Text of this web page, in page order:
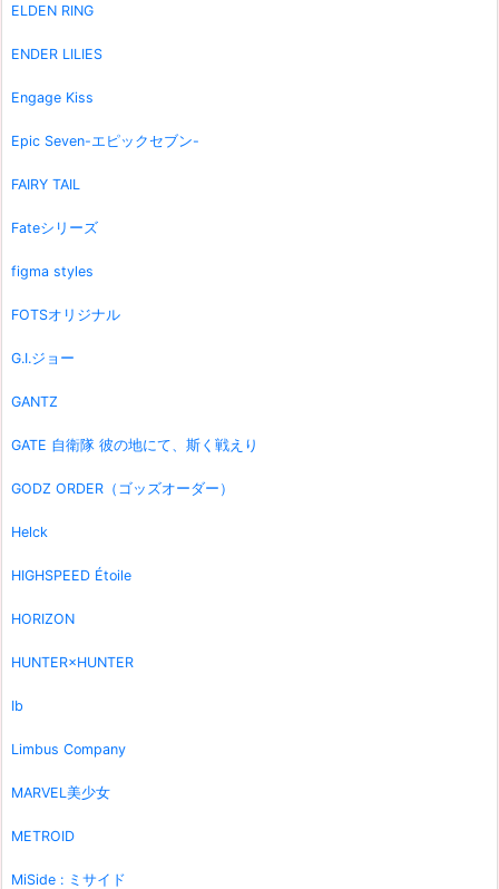
ELDEN RING
ENDER LILIES
Engage Kiss
Epic Seven-エピックセブン-
FAIRY TAIL
Fateシリーズ
figma styles
FOTSオリジナル
G.I.ジョー
GANTZ
GATE 自衛隊 彼の地にて、斯く戦えり
GODZ ORDER（ゴッズオーダー）
Helck
HIGHSPEED Étoile
HORIZON
HUNTER×HUNTER
Ib
Limbus Company
MARVEL美少女
METROID
MiSide : ミサイド